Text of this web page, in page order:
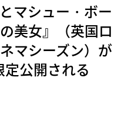
マシュー・ボー
美女』（英国ロ
マシーズン）が
公開される